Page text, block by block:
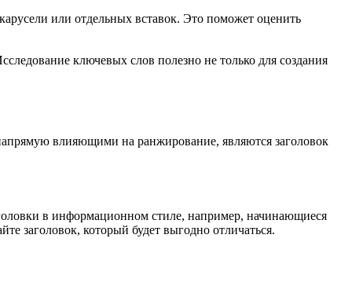
или отдельных вставок. Это поможет оценить
ключевых слов полезно не только для создания
влияющими на ранжирование, являются заголовок
в информационном стиле, например, начинающиеся
заголовок, который будет выгодно отличаться.